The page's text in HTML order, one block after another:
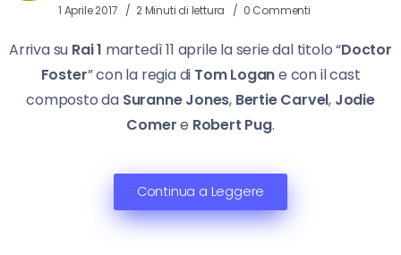
1 Aprile 2017 2 Minuti di lettura 0 Commenti
Arriva su Rai 1 martedì 11 aprile la serie dal titolo “Doctor
Foster” con la regia di Tom Logane con il cast
composto da Suranne Jones, Bertie Carvel, Jodie
Comere Robert Pug.
Continua a Leggere